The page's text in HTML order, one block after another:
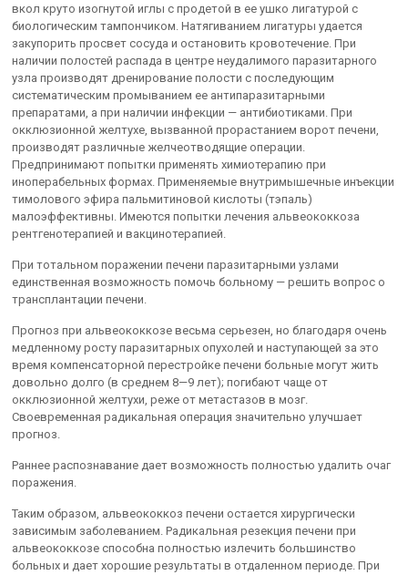
вкол круто изогнутой иглы с продетой в ее ушко лигатурой с
биологическим тампончиком. Натягиванием лигатуры удается
закупорить просвет сосуда и остановить кровотечение. При
наличии полостей распада в центре неудалимого паразитарного
узла производят дренирование полости с последующим
систематическим промыванием ее антипаразитарными
препаратами, а при наличии инфекции — антибиотиками. При
окклюзионной желтухе, вызванной прорастанием ворот печени,
производят различные желчеотводящие операции.
Предпринимают попытки применять химиотерапию при
иноперабельных формах. Применяемые внутримышечные инъекции
тимолового эфира пальмитиновой кислоты (тэпаль)
малоэффективны. Имеются попытки лечения альвеококкоза
рентгенотерапией и вакцинотерапией.
При тотальном поражении печени паразитарными узлами
единственная возможность помочь больному — решить вопрос о
трансплантации печени.
Прогноз при альвеококкозе весьма серьезен, но благодаря очень
медленному росту паразитарных опухолей и наступающей за это
время компенсаторной перестройке печени больные могут жить
довольно долго (в среднем 8—9 лет); погибают чаще от
окклюзионной желтухи, реже от метастазов в мозг.
Своевременная радикальная операция значительно улучшает
прогноз.
Раннее распознавание дает возможность полностью удалить очаг
поражения.
Таким образом, альвеококкоз печени остается хирургически
зависимым заболеванием. Радикальная резекция печени при
альвеококкозе способна полностью излечить большинство
больных и дает хорошие результаты в отдаленном периоде. При